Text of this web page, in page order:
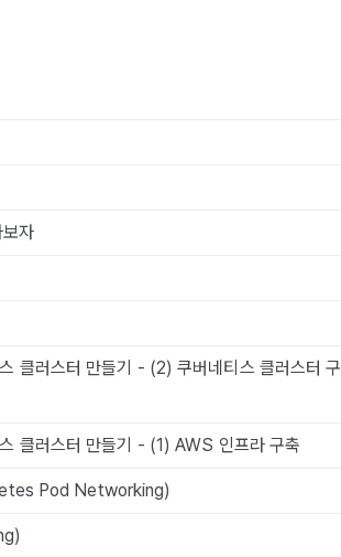
자
클러스터 만들기 - (2) 쿠버네티스 클러스터 구
클러스터 만들기 - (1) AWS 인프라 구축
Pod Networking)